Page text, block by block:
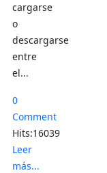
cargarse
o
descargarse
entre
el...
0
Comment
Hits:16039
Leer
más...